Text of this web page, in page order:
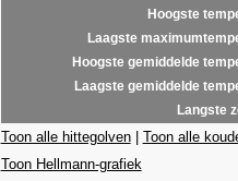
Hoogste
Laagste
Hoogste gemiddelde
Laagste gemiddelde
Langste
Toon alle hittegolven| Toon alle
Toon Hellmann-grafiek